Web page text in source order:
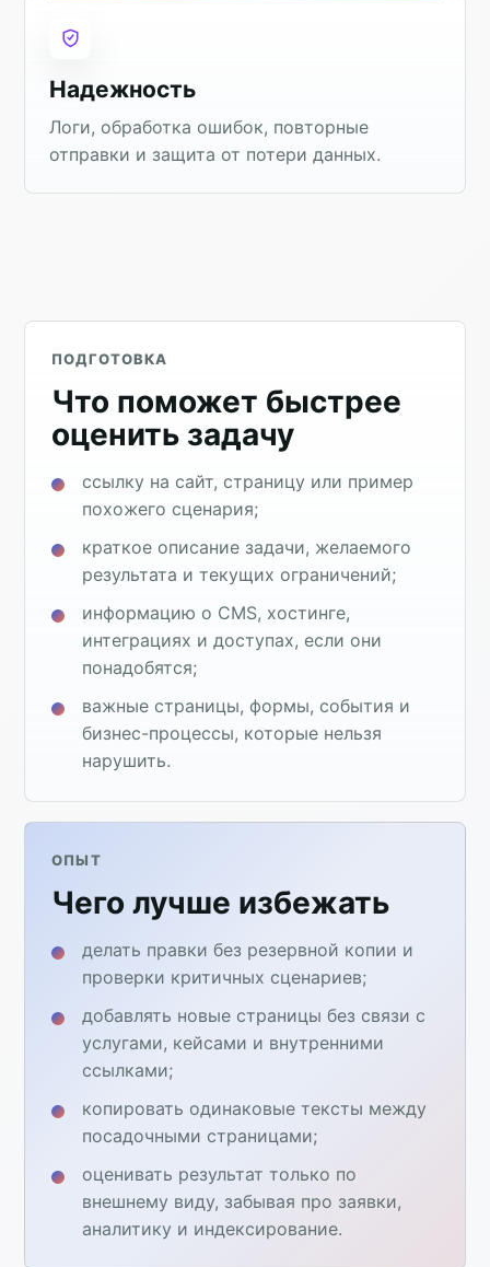
Надежность
Логи, обработка ошибок, повторные
отправки и защита от потери данных.
ПОДГОТОВКА
Что поможет быстрее
оценить задачу
ссылку на сайт, страницу или пример
похожего сценария;
краткое описание задачи, желаемого
результата и текущих ограничений;
информацию о CMS, хостинге,
интеграциях и доступах, если они
понадобятся;
важные страницы, формы, события и
бизнес-процессы, которые нельзя
нарушить.
ОПЫТ
Чего лучше избежать
делать правки без резервной копии и
проверки критичных сценариев;
добавлять новые страницы без связи с
услугами, кейсами и внутренними
ссылками;
копировать одинаковые тексты между
посадочными страницами;
оценивать результат только по
внешнему виду, забывая про заявки,
аналитику и индексирование.